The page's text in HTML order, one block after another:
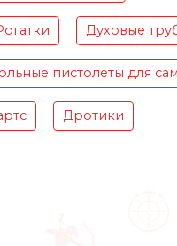
Духовые
пистолеты для
Дротики